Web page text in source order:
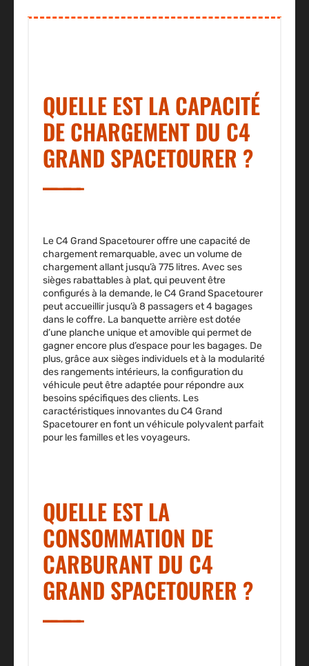
QUELLE EST LA CAPACITÉ
DE CHARGEMENT DU C4
GRAND SPACETOURER ?
Le C4 Grand Spacetourer offre une capacité de
chargement remarquable,avec un volume de
chargement allant jusqu’à 775 litres. Avec ses
sièges rabattables à plat, qui peuvent être
configurés à la demande, le C4 Grand Spacetourer
peut accueillir jusqu’à 8 passagers et 4 bagages
dans le coffre. La banquette arrière est dotée
d’une planche unique et amoviblequi permet de
gagner encore plus d’espace pour les bagages. De
plus, grâce aux sièges individuels et à la modularité
des rangements intérieurs, la configuration du
véhicule peut être adaptée pour répondre aux
besoins spécifiques des clients. Les
caractéristiques innovantes du C4 Grand
Spacetourer en font un véhicule polyvalent parfait
pour les familles et les voyageurs.
QUELLE EST LA
CONSOMMATION DE
CARBURANT DU C4
GRAND SPACETOURER ?